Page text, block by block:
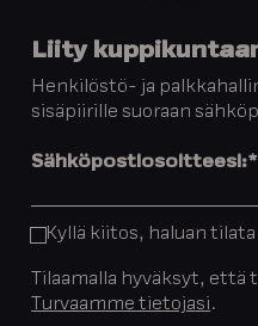
Liity
Henkilöstö- ja
sisäpiirille suoraan
Sähköpostiosoitteesi:*
Kyllä kiitos, haluan
Tilaamalla hyväksyt,
Turvaamme tietojasi .